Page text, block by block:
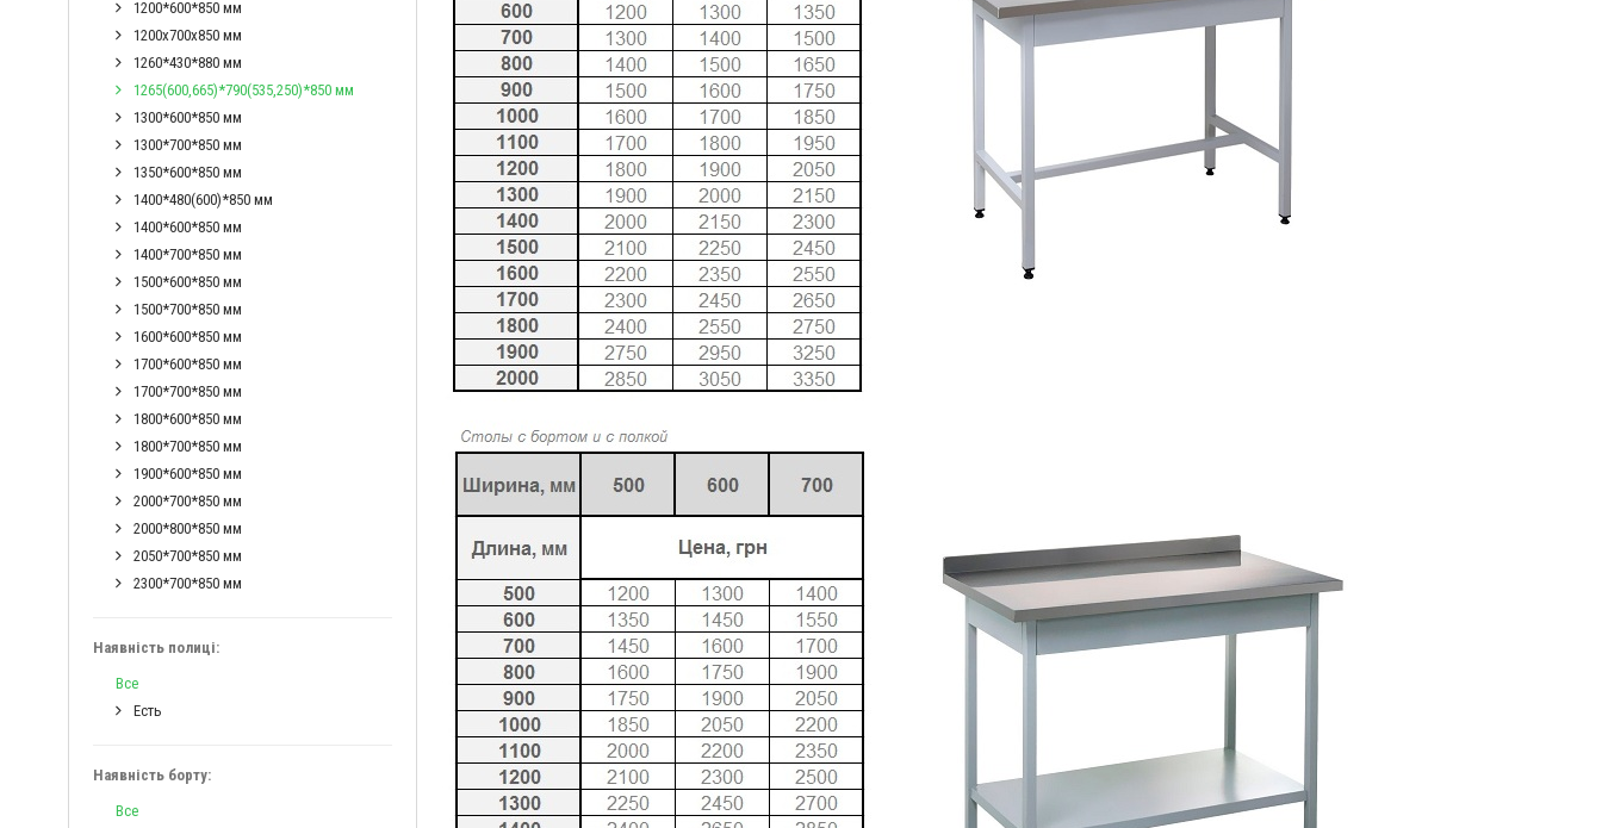
1200*600*850 мм
1200x700x850 мм
1260*430*880 мм
1265(600,665)*790(535,250)*850 мм
1300*600*850 мм
1300*700*850 мм
1350*600*850 мм
1400*480(600)*850 мм
1400*600*850 мм
1400*700*850 мм
1500*600*850 мм
1500*700*850 мм
1600*600*850 мм
1700*600*850 мм
1700*700*850 мм
1800*600*850 мм
1800*700*850 мм
1900*600*850 мм
2000*700*850 мм
2000*800*850 мм
2050*700*850 мм
2300*700*850 мм
Наявність полиці:
Все
Есть
Наявність борту:
Все